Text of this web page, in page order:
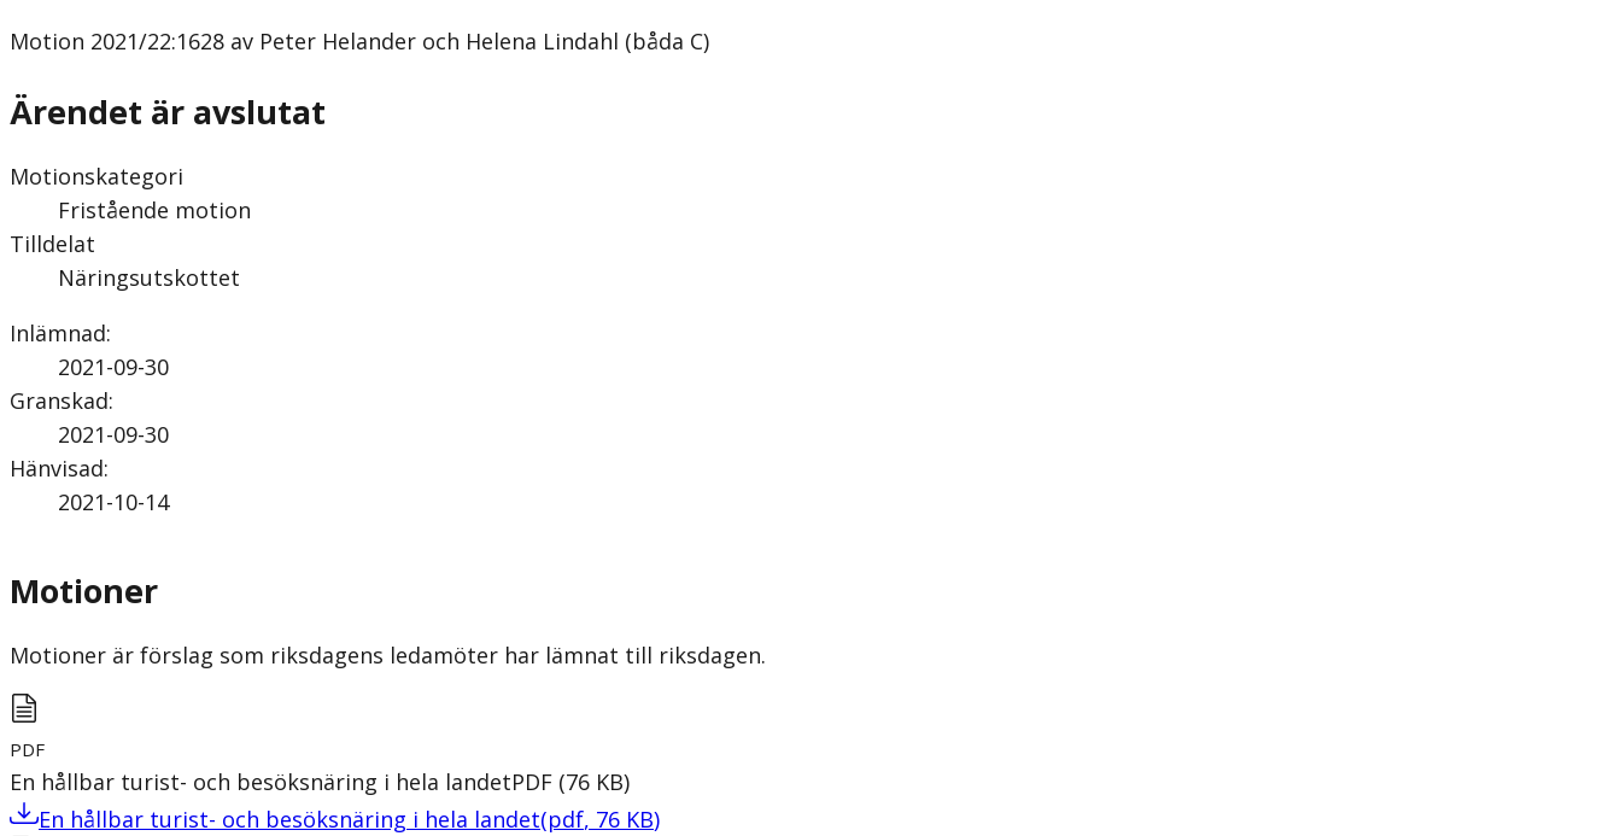
Motion 2021/22:1628 av Peter Helander och Helena Lindahl (båda C)
Ärendet är avslutat
Motionskategori
Fristående motion
Tilldelat
Näringsutskottet
Inlämnad:
2021-09-30
Granskad:
2021-09-30
Hänvisad:
2021-10-14
Motioner
Motioner är förslag som riksdagens ledamöter har lämnat till riksdagen.
PDF
En hållbar turist- och besöksnäring i hela landetPDF (76 KB)
En hållbar turist- och besöksnäring i hela landet(pdf, 76 KB)